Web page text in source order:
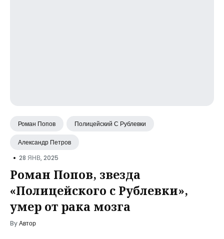
Роман Попов Полицейский С Рублевки
Александр Петров
• 28 ЯНВ, 2025
Роман Попов, звезда
«Полицейского с Рублевки»,
умер от рака мозга
ByАвтор